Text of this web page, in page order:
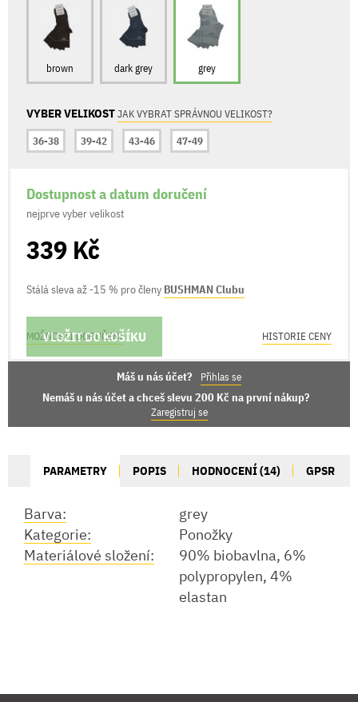
brown dark grey grey
VYBER VELIKOSTJAK VYBRAT SPRÁVNOU VELIKOST?
36-38
39-42 43-46 47-49
Dostupnost a datum doručení
nejprve vyber velikost
339 Kč
Stálá sleva až -15 % pro členy BUSHMAN Clubu
VLOŽIT DO KOŠÍKU
MOŽNOSTI DORUČENÍ HISTORIE CENY
Máš u nás účet? Přihlas se
Nemáš u nás účet a chceš slevu 200 Kč na první nákup?
Zaregistruj se
PARAMETRY POPIS HODNOCENÍ (14) GPSR
Barva:
grey
Kategorie:
Ponožky
Materiálové složení:
90% biobavlna, 6%
polypropylen, 4%
elastan